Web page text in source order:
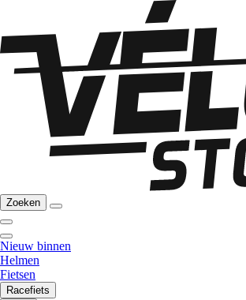
Zoeken
Nieuw binnen
Helmen
Fietsen
Racefiets